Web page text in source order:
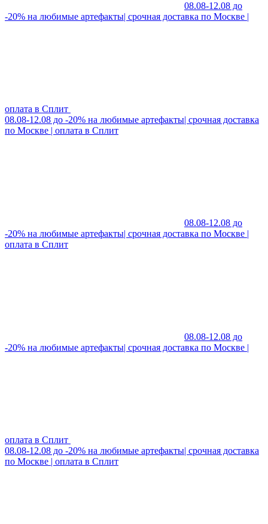
08.08-12.08 до
-20% на любимые артефакты| срочная доставка по Москве |
оплата в Сплит
08.08-12.08 до -20% на любимые артефакты| срочная доставка
по Москве | оплата в Сплит
08.08-12.08 до
-20% на любимые артефакты| срочная доставка по Москве |
оплата в Сплит
08.08-12.08 до
-20% на любимые артефакты| срочная доставка по Москве |
оплата в Сплит
08.08-12.08 до -20% на любимые артефакты| срочная доставка
по Москве | оплата в Сплит